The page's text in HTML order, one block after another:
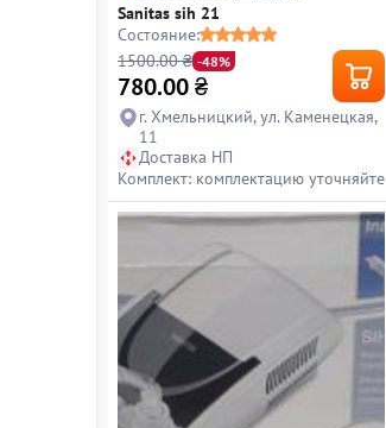
Sanitas sih 21
Состояние:
1500.00 ₴ -48%
780.00₴
г. Хмельницкий, ул. Каменецкая,
11
Доставка НП
Комплект: комплектацию уточняйте